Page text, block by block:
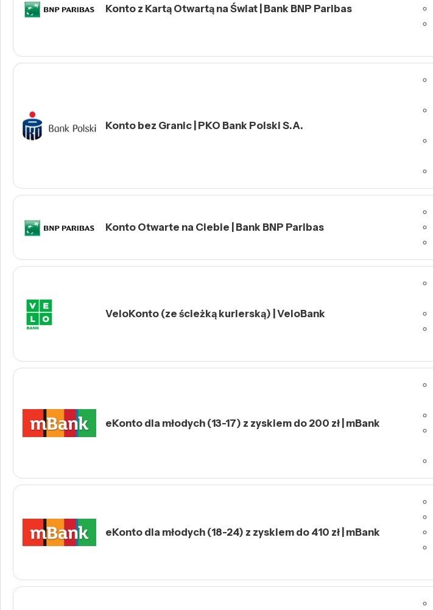
Konto z Kartą Otwartą na Świat | Bank BNP Paribas
Konto bez Granic | PKO Bank Polski S.A.
Konto Otwarte na Ciebie | Bank BNP Paribas
VeloKonto (ze ścieżką kurierską) | VeloBank
eKonto dla młodych (13-17) z zyskiem do 200 zł | mBank
eKonto dla młodych (18-24) z zyskiem do 410 zł | mBank